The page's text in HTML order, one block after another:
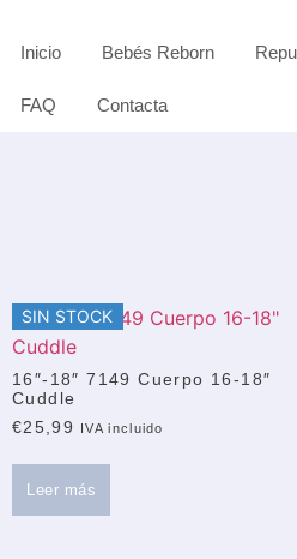
Inicio Bebés Reborn
FAQ Contacta
SIN STOCK
16″-18″ 7149 Cuerpo 16-18″
Cuddle
€25,99 IVA incluido
Leer más